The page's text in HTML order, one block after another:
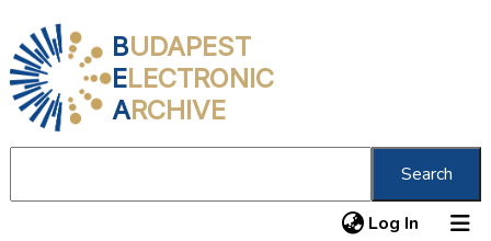
BUDAPEST
ELECTRONIC
ARCHIVE
Search
Log In (current)